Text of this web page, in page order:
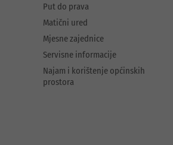
Put do prava
Matični ured
Mjesne zajednice
Servisne informacije
Najam i korištenje općinskih
prostora